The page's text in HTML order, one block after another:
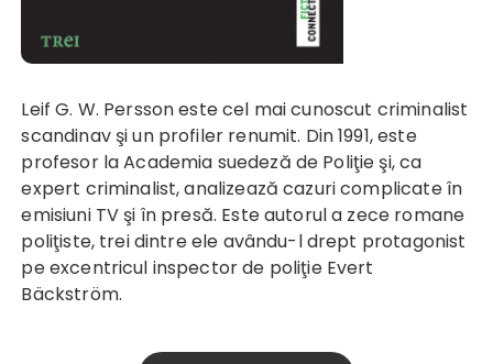
Leif G. W. Persson este cel mai cunoscut criminalist
scandinav şi un profiler renumit. Din 1991, este
profesor la Academia suedeză de Poliţie şi, ca
expert criminalist, analizează cazuri complicate în
emisiuni TV şi în presă. Este autorul a zece romane
poliţiste, trei dintre ele avându-l drept protagonist
pe excentricul inspector de poliţie Evert
Bäckström.